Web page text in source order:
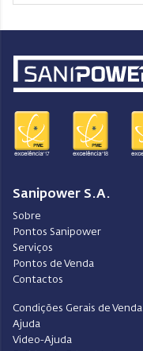
Sanipower S.A.
Sobre
Pontos Sanipower
Serviços
Pontos de Venda
Contactos
Condições Gerais de Venda
Ajuda
Video-Ajuda